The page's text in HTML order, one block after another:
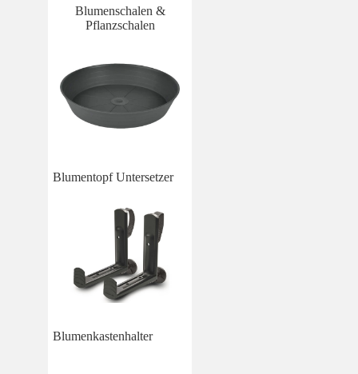
Blumenschalen &
Pflanzschalen
Blumentopf Untersetzer
Blumenkastenhalter